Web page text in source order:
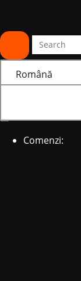
Română
Comenzi: